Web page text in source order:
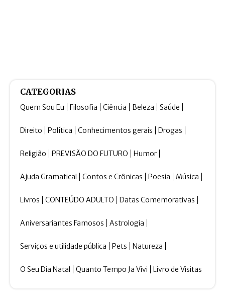
CATEGORIAS
Quem Sou Eu Filosofia Ciência Beleza Saúde
Direito Política Conhecimentos gerais Drogas
Religião PREVISÃO DO FUTURO Humor
Ajuda Gramatical Contos e Crônicas Poesia Música
Livros CONTEÚDO ADULTO Datas Comemorativas
Aniversariantes Famosos Astrologia
Serviços e utilidade pública Pets Natureza
O Seu Dia Natal Quanto Tempo Ja Vivi Livro de Visitas